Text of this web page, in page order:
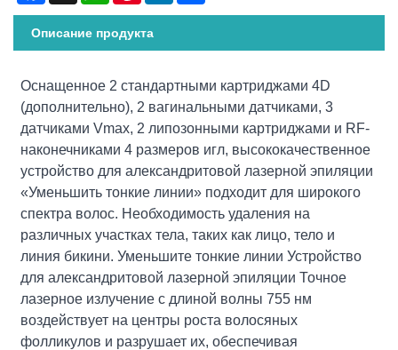
Описание продукта
Оснащенное 2 стандартными картриджами 4D
(дополнительно), 2 вагинальными датчиками, 3
датчиками Vmax, 2 липозонными картриджами и RF-
наконечниками 4 размеров игл, высококачественное
устройство для александритовой лазерной эпиляции
«Уменьшить тонкие линии» подходит для широкого
спектра волос. Необходимость удаления на
различных участках тела, таких как лицо, тело и
линия бикини. Уменьшите тонкие линии Устройство
для александритовой лазерной эпиляции Точное
лазерное излучение с длиной волны 755 нм
воздействует на центры роста волосяных
фолликулов и разрушает их, обеспечивая